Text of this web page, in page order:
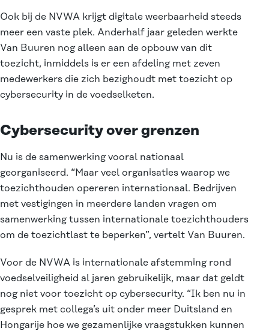
Ook bij de NVWA krijgt digitale weerbaarheid steeds
meer een vaste plek. Anderhalf jaar geleden werkte
Van Buuren nog alleen aan de opbouw van dit
toezicht, inmiddels is er een afdeling met zeven
medewerkers die zich bezighoudt met toezicht op
cybersecurity in de voedselketen.
Cybersecurity over grenzen
Nu is de samenwerking vooral nationaal
georganiseerd. “Maar veel organisaties waarop we
toezichthouden opereren internationaal. Bedrijven
met vestigingen in meerdere landen vragen om
samenwerking tussen internationale toezichthouders
om de toezichtlast te beperken”, vertelt Van Buuren.
Voor de NVWA is internationale afstemming rond
voedselveiligheid al jaren gebruikelijk, maar dat geldt
nog niet voor toezicht op cybersecurity. “Ik ben nu in
gesprek met collega’s uit onder meer Duitsland en
Hongarije hoe we gezamenlijke vraagstukken kunnen